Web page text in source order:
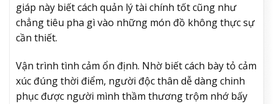
giáp này biết cách quản lý tài chính tốt cũng như
chẳng tiêu pha gì vào những món đồ không thực sự
cần thiết.
Vận trình tình cảm ổn định. Nhờ biết cách bày tỏ cảm
xúc đúng thời điểm, người độc thân dễ dàng chinh
phục được người mình thầm thương trộm nhớ bấy